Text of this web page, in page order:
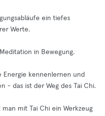
ein tiefes
Werte.
in Bewegung.
Energie kennenlernen und
- das ist der Weg des Tai Chi.
mit Tai Chi ein Werkzeug